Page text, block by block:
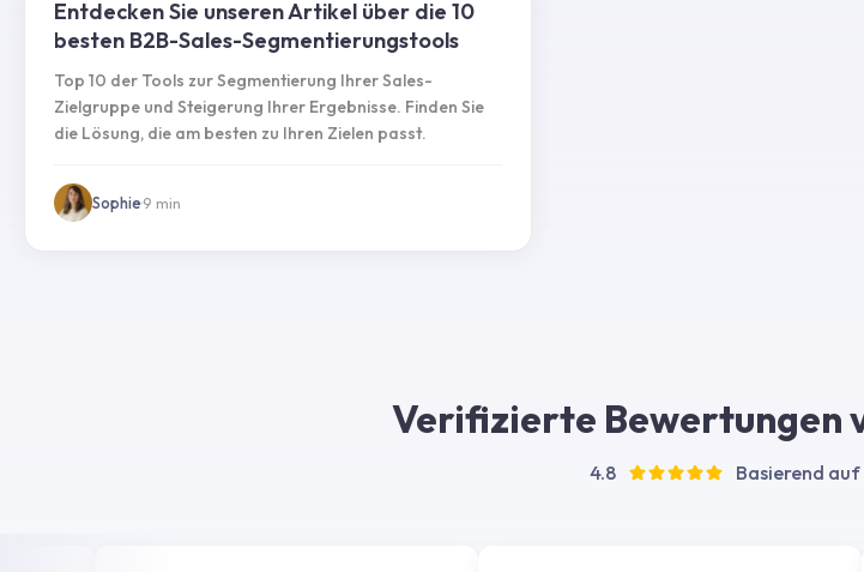
Entdecken Sie unseren Artikel über die 10
besten B2B-Sales-Segmentierungstools
Top 10 der Tools zur Segmentierung Ihrer Sales-
Zielgruppe und Steigerung Ihrer Ergebnisse. Finden Sie
die Lösung, die am besten zu Ihren Zielen passt.
Sophie·9 min
Verifizierte Bewertungen
4.8 Basierend